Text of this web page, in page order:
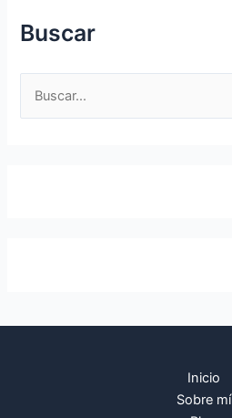
Buscar
Inicio
Sobre mí